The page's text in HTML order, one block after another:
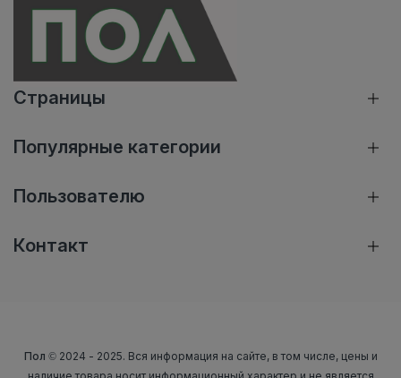
Страницы
Популярные категории
Пользователю
Контакт
Пол © 2024 - 2025. Вся информация на сайте, в том числе, цены и